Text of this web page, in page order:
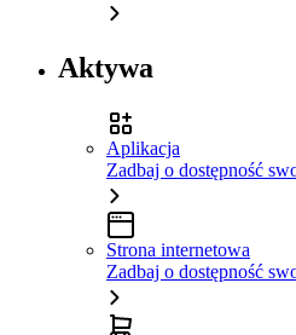
Aktywa
Aplikacja
Zadbaj o dostępność
Strona internetowa
Zadbaj o dostępność